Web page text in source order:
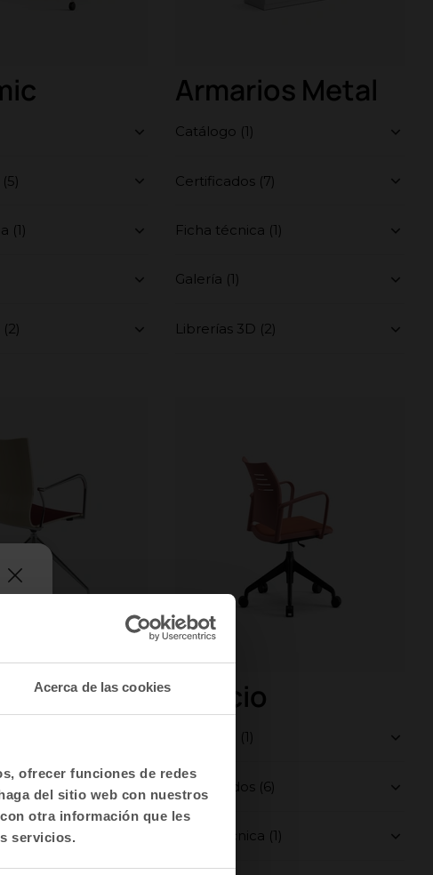
Acerca de las cookies
ofrecer funciones de redes
del sitio web con nuestros
otra información que les
servicios.
(1)
Armarios Metal
Catálogo (1)
Certificados (7)
Ficha técnica (1)
Galería (1)
Librerías 3D (2)
(1)
Spacio
Catálogo (1)
Certificados (6)
Ficha técnica (1)